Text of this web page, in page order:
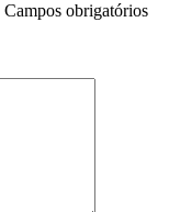
Campos obrigatórios